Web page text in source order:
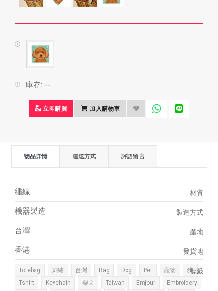
庫存: --
立即購買 加入購物車
物品詳情 運送方式 評語留言
材質
繡線
製造方式
機器製造
產地
台灣
發貨地
香港
標籤
Totebag 刺繡 台灣 Bag Dog Pet 寵物
狗
Tshirt
Keychain 柴犬 Taiwan Emjour
Embroidery